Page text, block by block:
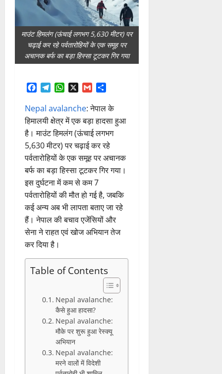
माउंट हिमलंग (ऊंचाई लगभग 5,630 मीटर) पर
चढ़ाई कर रहे पर्वतारोहियों के एक समूह पर
अचानक बर्फ का बड़ा हिस्सा टूटकर गिर गया
Facebook
TelegramWhatsAppGmail
Nepal avalanche: नेपाल के
हिमालयी क्षेत्र में एक बड़ा हादसा हुआ
है। माउंट हिमलंग (ऊंचाई लगभग
5,630 मीटर) पर चढ़ाई कर रहे
पर्वतारोहियों के एक समूह पर अचानक
बर्फ का बड़ा हिस्सा टूटकर गिर गया।
इस दुर्घटना में कम से कम 7
पर्वतारोहियों की मौत हो गई है, जबकि
कई अन्य अब भी लापता बताए जा रहे
हैं। नेपाल की बचाव एजेंसियों और
सेना ने राहत एवं खोज अभियान तेज
कर दिया है।
Table of Contents
Nepal avalanche:
कैसे हुआ हादसा?
Nepal avalanche:
मौके पर शुरू हुआ रेस्क्यू
अभियान
Nepal avalanche:
मरने वालों में विदेशी